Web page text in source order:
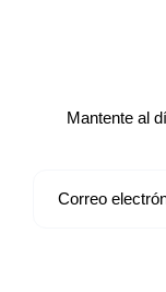
Mantente al